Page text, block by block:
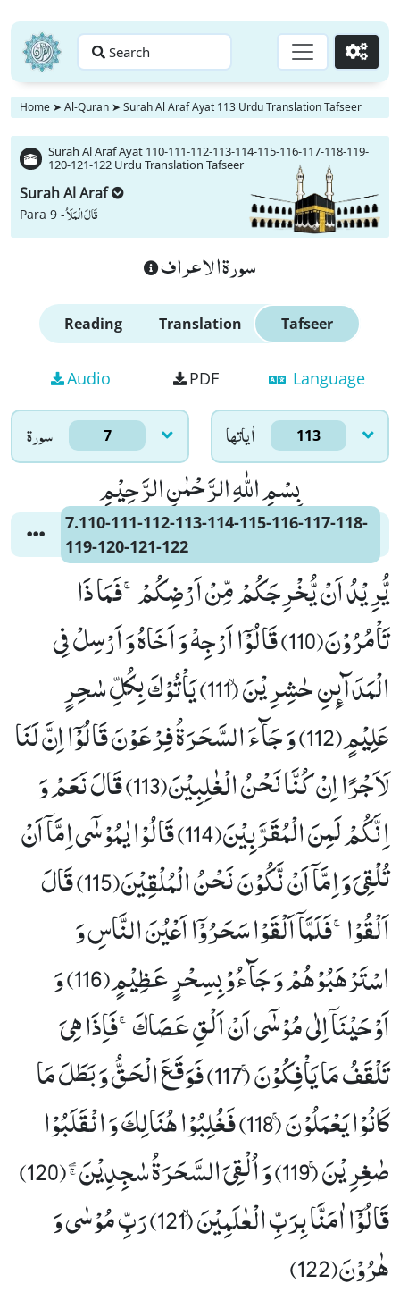
Search Go
Home ➤ Al-Quran ➤ Surah Al Araf Ayat 113 Urdu Translation Tafseer
Surah Al Araf Ayat 110-111-112-113-114-115-116-117-118-119-
120-121-122 Urdu Translation Tafseer
Surah Al Araf
Para 9 -قَالَ الْمَلَاُ
سورة الاعراف
Reading Translation Tafseer
Audio PDF Language
سورۃ 7 اٰياتها 113
بِسْمِ اللّٰهِ الرَّحْمٰنِ الرَّحِیْمِ
7.110-111-112-113-114-115-116-117-118-
119-120-121-122
یُّرِیْدُ اَنْ یُّخْرِجَكُمْ مِّنْ اَرْضِكُمْۚ-فَمَا ذَا
تَاْمُرُوْنَ(110) قَالُوْۤا اَرْجِهْ وَ اَخَاهُ وَ اَرْسِلْ فِی
الْمَدَآىٕنِ حٰشِرِیْنَۙ (111) یَاْتُوْكَ بِكُلِّ سٰحِرٍ
عَلِیْمٍ(112) وَ جَآءَ السَّحَرَةُ فِرْعَوْنَ قَالُوْۤا اِنَّ لَنَا
لَاَجْرًا اِنْ كُنَّا نَحْنُ الْغٰلِبِیْنَ(113) قَالَ نَعَمْ وَ
اِنَّكُمْ لَمِنَ الْمُقَرَّبِیْنَ(114) قَالُوْا یٰمُوْسٰۤى اِمَّاۤ اَنْ
تُلْقِیَ وَ اِمَّاۤ اَنْ نَّكُوْنَ نَحْنُ الْمُلْقِیْنَ(115) قَالَ
اَلْقُوْاۚ-فَلَمَّاۤ اَلْقَوْا سَحَرُوْۤا اَعْیُنَ النَّاسِ وَ
اسْتَرْهَبُوْهُمْ وَ جَآءُوْ بِسِحْرٍ عَظِیْمٍ(116) وَ
اَوْحَیْنَاۤ اِلٰى مُوْسٰۤى اَنْ اَلْقِ عَصَاكَۚ-فَاِذَا هِیَ
تَلْقَفُ مَا یَاْفِكُوْنَۚ (117) فَوَقَعَ الْحَقُّ وَ بَطَلَ مَا
كَانُوْا یَعْمَلُوْنَۚ (118) فَغُلِبُوْا هُنَالِكَ وَ انْقَلَبُوْا
صٰغِرِیْنَۚ (119) وَ اُلْقِیَ السَّحَرَةُ سٰجِدِیْنَﭕ(120)
قَالُوْۤا اٰمَنَّا بِرَبِّ الْعٰلَمِیْنَۙ (121) رَبِّ مُوْسٰى وَ
هٰرُوْنَ(122)